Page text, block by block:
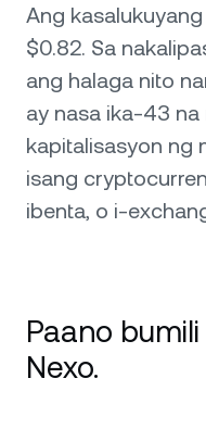
Ang
$0.82. Sa
ang halaga nito
ay nasa ika-43 na
kapitalisasyon ng
isang
ibenta, o i-
Paano
Nexo.